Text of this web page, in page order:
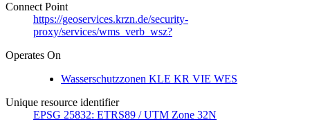
Connect Point
https://geoservices.krzn.de/security-
proxy/services/wms_verb_wsz?
Operates On
Wasserschutzzonen KLE KR VIE WES
Unique resource identifier
EPSG 25832: ETRS89 / UTM Zone 32N